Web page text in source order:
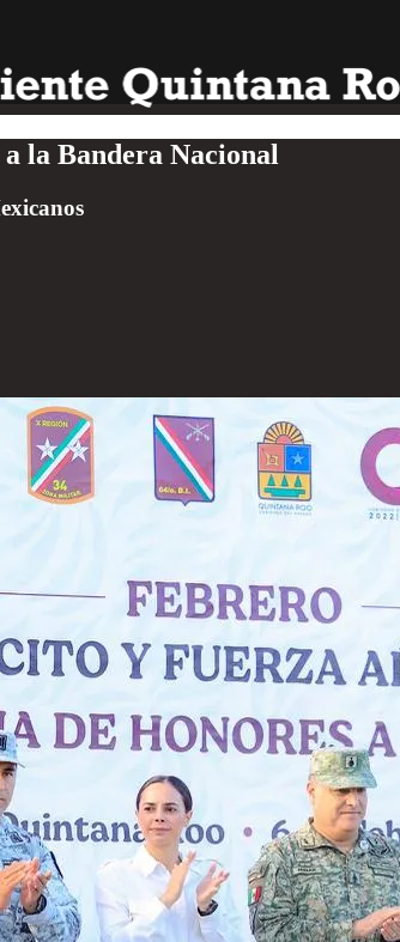
la Bandera Nacional